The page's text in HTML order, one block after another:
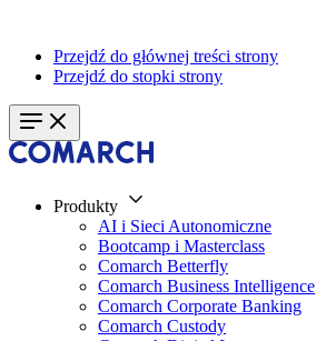
Przejdź do głównej treści strony
Przejdź do stopki strony
Produkty
AI i Sieci Autonomiczne
Bootcamp i Masterclass
Comarch Betterfly
Comarch Business Intelligence
Comarch Corporate Banking
Comarch Custody